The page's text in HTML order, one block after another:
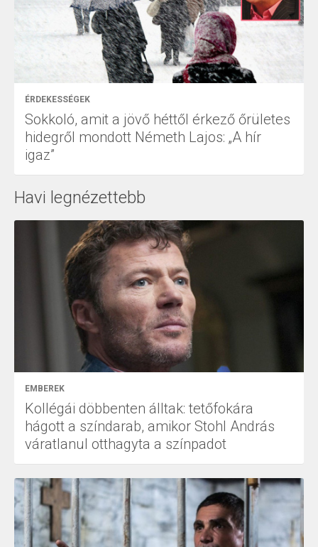
ÉRDEKESSÉGEK
Sokkoló, amit a jövő héttől érkező őrületes
hidegről mondott Németh Lajos: „A hír
igaz”
Havi legnézettebb
EMBEREK
Kollégái döbbenten álltak: tetőfokára
hágott a színdarab, amikor Stohl András
váratlanul otthagyta a színpadot